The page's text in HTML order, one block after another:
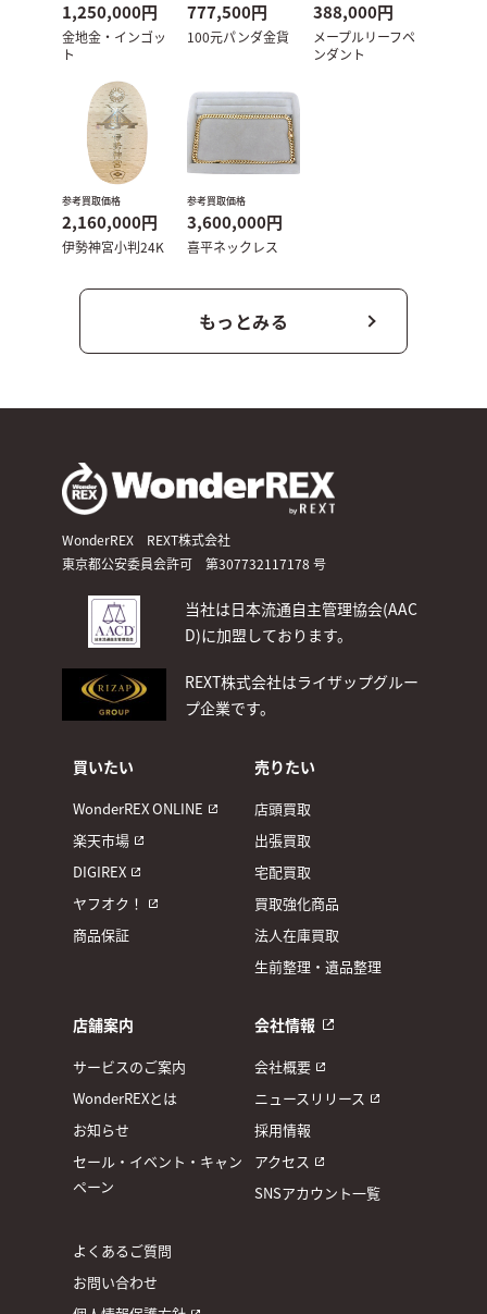
1,250,000円
金地金・インゴッ
ト
777,500円
100元パンダ⾦貨
388,000円
メープルリーフペ
ンダント
参考買取価格
2,160,000円
伊勢神宮小判24K
参考買取価格
3,600,000円
喜平ネックレス
もっとみる
WonderREX REXT株式会社
東京都公安委員会許可 第307732117178 号
当社は日本流通自主管理協会(AAC
D)に加盟しております。
REXT株式会社はライザップグルー
プ企業です。
買いたい
WonderREX ONLINE
楽天市場
DIGIREX
ヤフオク！
商品保証
売りたい
店頭買取
出張買取
宅配買取
買取強化商品
法人在庫買取
生前整理・遺品整理
店舗案内
サービスのご案内
WonderREXとは
お知らせ
セール・イベント・キャン
ペーン
会社情報
会社概要
ニュースリリース
採用情報
アクセス
SNSアカウント一覧
よくあるご質問
お問い合わせ